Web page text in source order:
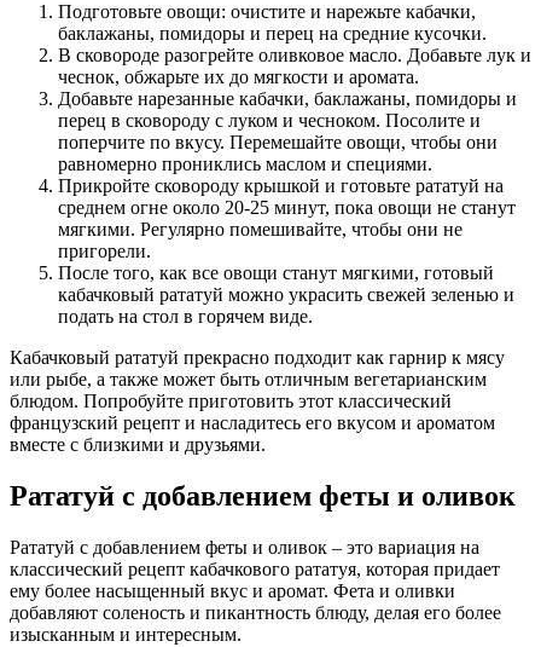
Подготовьте овощи: очистите и нарежьте кабачки,
баклажаны, помидоры и перец на средние кусочки.
В сковороде разогрейте оливковое масло. Добавьте лук и
чеснок, обжарьте их до мягкости и аромата.
Добавьте нарезанные кабачки, баклажаны, помидоры и
перец в сковороду с луком и чесноком. Посолите и
поперчите по вкусу. Перемешайте овощи, чтобы они
равномерно прониклись маслом и специями.
Прикройте сковороду крышкой и готовьте рататуй на
среднем огне около 20-25 минут, пока овощи не станут
мягкими. Регулярно помешивайте, чтобы они не
пригорели.
После того, как все овощи станут мягкими, готовый
кабачковый рататуй можно украсить свежей зеленью и
подать на стол в горячем виде.
Кабачковый рататуй прекрасно подходит как гарнир к мясу
или рыбе, а также может быть отличным вегетарианским
блюдом. Попробуйте приготовить этот классический
французский рецепт и насладитесь его вкусом и ароматом
вместе с близкими и друзьями.
Рататуй с добавлением феты и оливок
Рататуй с добавлением феты и оливок – это вариация на
классический рецепт кабачкового рататуя, которая придает
ему более насыщенный вкус и аромат. Фета и оливки
добавляют соленость и пикантность блюду, делая его более
изысканным и интересным.